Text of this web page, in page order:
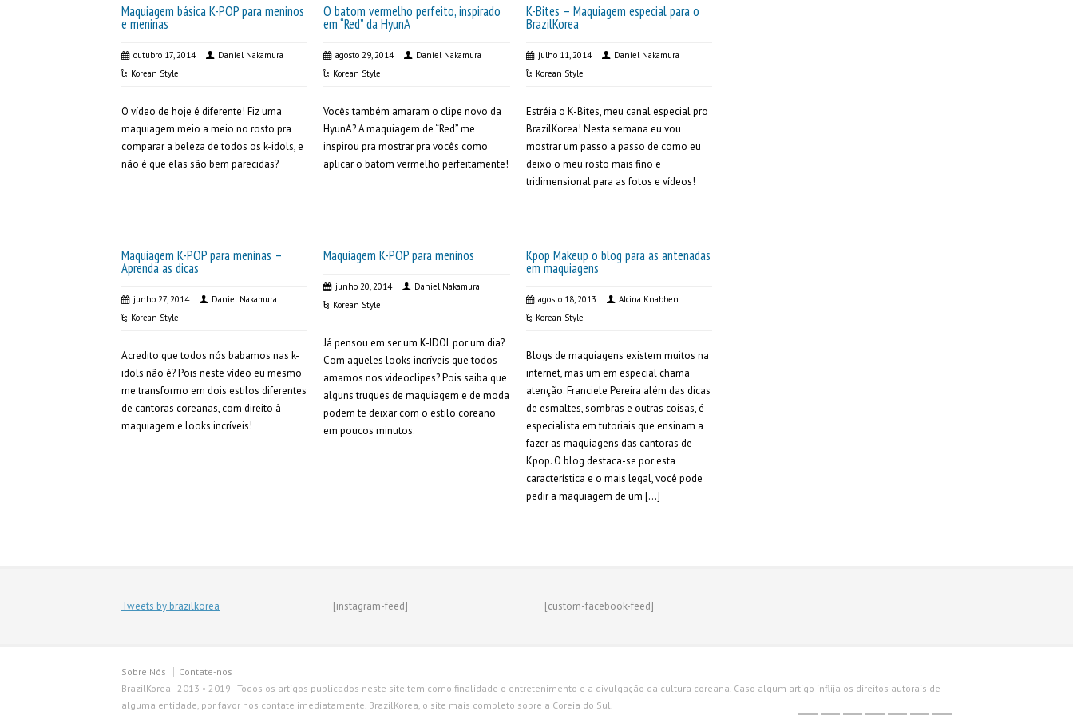
Maquiagem básica K-POP para meninos
e meninas
outubro 17, 2014
Daniel Nakamura
Korean Style
O vídeo de hoje é diferente! Fiz uma
maquiagem meio a meio no rosto pra
comparar a beleza de todos os k-idols, e
não é que elas são bem parecidas?
O batom vermelho perfeito, inspirado
em “Red” da HyunA
agosto 29, 2014
Daniel Nakamura
Korean Style
Vocês também amaram o clipe novo da
HyunA? A maquiagem de “Red” me
inspirou pra mostrar pra vocês como
aplicar o batom vermelho perfeitamente!
K-Bites – Maquiagem especial para o
BrazilKorea
julho 11, 2014
Daniel Nakamura
Korean Style
Estréia o K-Bites, meu canal especial pro
BrazilKorea! Nesta semana eu vou
mostrar um passo a passo de como eu
deixo o meu rosto mais fino e
tridimensional para as fotos e vídeos!
Maquiagem K-POP para meninas –
Aprenda as dicas
junho 27, 2014
Daniel Nakamura
Korean Style
Acredito que todos nós babamos nas k-
idols não é? Pois neste vídeo eu mesmo
me transformo em dois estilos diferentes
de cantoras coreanas, com direito à
maquiagem e looks incríveis!
Maquiagem K-POP para meninos
junho 20, 2014
Daniel Nakamura
Korean Style
Já pensou em ser um K-IDOL por um dia?
Com aqueles looks incríveis que todos
amamos nos videoclipes? Pois saiba que
alguns truques de maquiagem e de moda
podem te deixar com o estilo coreano
em poucos minutos.
Kpop Makeup o blog para as antenadas
em maquiagens
agosto 18, 2013
Alcina Knabben
Korean Style
Blogs de maquiagens existem muitos na
internet, mas um em especial chama
atenção. Franciele Pereira além das dicas
de esmaltes, sombras e outras coisas, é
especialista em tutoriais que ensinam a
fazer as maquiagens das cantoras de
Kpop. O blog destaca-se por esta
característica e o mais legal, você pode
pedir a maquiagem de um […]
Tweets by brazilkorea [instagram-feed] [custom-facebook-feed]
Sobre Nós
Contate-nos
BrazilKorea - 2013 • 2019 - Todos os artigos publicados neste site tem como finalidade o entretenimento e a divulgação da cultura coreana. Caso algum artigo inflija os direitos autorais de
alguma entidade, por favor nos contate imediatamente. BrazilKorea, o site mais completo sobre a Coreia do Sul.